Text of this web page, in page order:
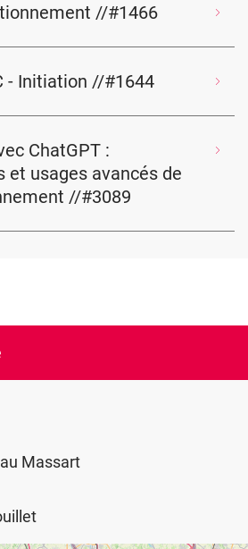
//#1466
- Initiation //#1644
ChatGPT :
usages avancés de
//#3089
Massart